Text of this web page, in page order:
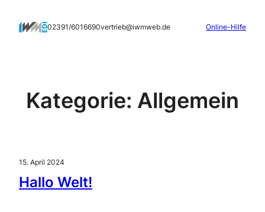
Inhalt
02391/6016690vertrieb@iwmweb.de Online-Hilfe
Kategorie: Allgemein
15. April 2024
Hallo Welt!